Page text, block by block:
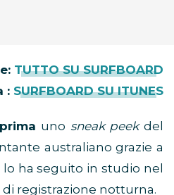
TUTTO SU SURFBOARD
: SURFBOARD SU ITUNES
uno sneak peekdel
australiano grazie a
lo ha seguito in studio nel
registrazione notturna.